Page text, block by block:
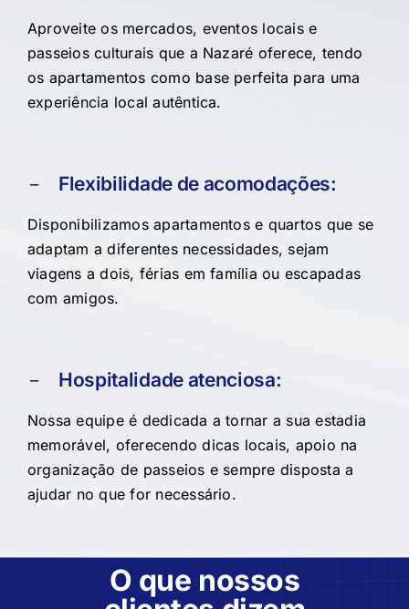
Aproveite os mercados, eventos locais e
passeios culturais que a Nazaré oferece, tendo
os apartamentos como base perfeita para uma
experiência local autêntica.
Flexibilidade de acomodações:
Disponibilizamos apartamentos e quartos que se
adaptam a diferentes necessidades, sejam
viagens a dois, férias em família ou escapadas
com amigos.
Hospitalidade atenciosa:
Nossa equipe é dedicada a tornar a sua estadia
memorável, oferecendo dicas locais, apoio na
organização de passeios e sempre disposta a
ajudar no que for necessário.
O que nossos